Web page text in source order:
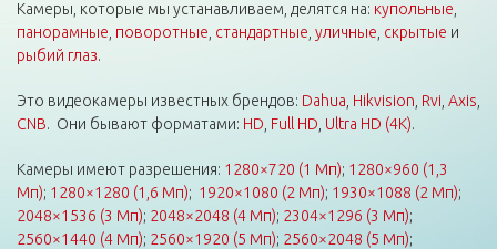
Камеры, которые мы устанавливаем, делятся на: купольные
панорамные поворотные стандартные уличные скрытые и
рыбий глаз.
Это видеокамеры известных брендов: Dahua Hikvision Rvi Axis
CNB. Они бывают форматами: HD Full HD Ultra HD (4K).
Камеры имеют разрешения: 1280×720 (1 Мп); 1280×960 (1,3
Мп); 1280×1280 (1,6 Мп); 1920×1080 (2 Мп); 1930×1088 (2 Мп);
2048×1536 (3 Мп); 2048×2048 (4 Мп); 2304×1296 (3 Мп);
2560×1440 (4 Мп); 2560×1920 (5 Мп); 2560×2048 (5 Мп);